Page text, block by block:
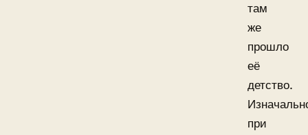
там
же
прошло
её
детство.
при